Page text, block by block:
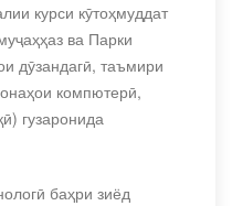
курси кӯтоҳмуддат
ва Парки
дӯзандагӣ, таъмири
компютерӣ,
гузаронида
баҳри зиёд